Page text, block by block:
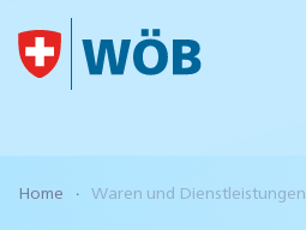
Skip to main content
Home Waren und Dienstleistungen